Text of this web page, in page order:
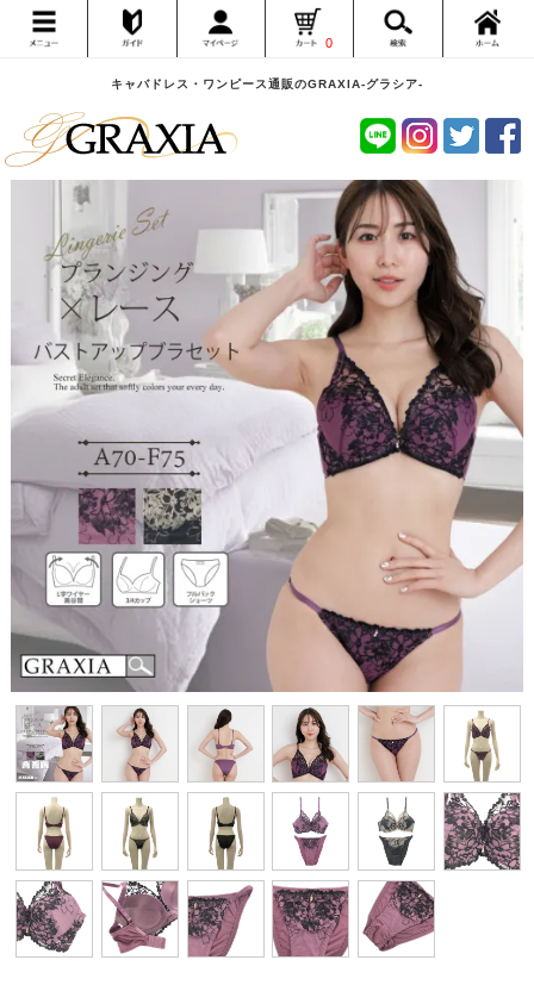
キャバドレス・ワンピース通販のGRAXIA-グラシア-
0